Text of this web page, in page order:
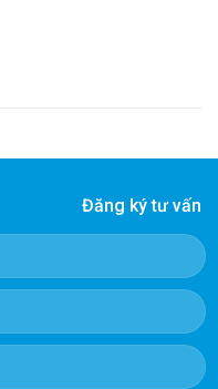
Đăng ký tư vấn